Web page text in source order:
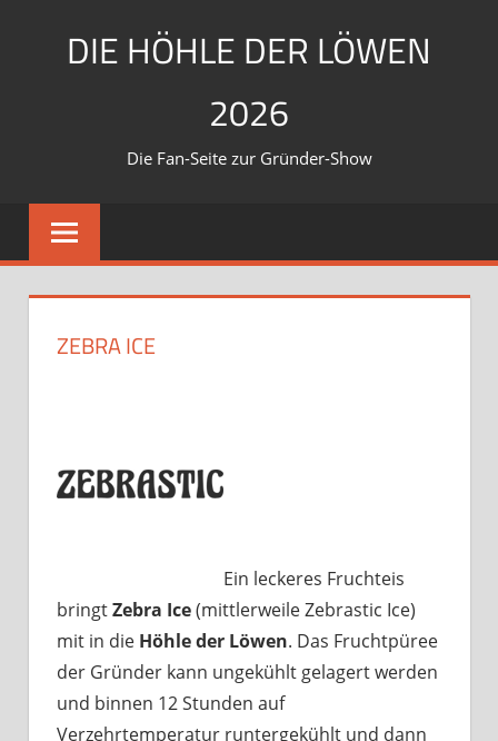
DIE HÖHLE DER LÖWEN
2026
Die Fan-Seite zur Gründer-Show
ZEBRA ICE
Ein leckeres Fruchteis
bringtZebra Ice(mittlerweile Zebrastic Ice)
mit in die Höhle der Löwen. Das Fruchtpüree
der Gründer kann ungekühlt gelagert werden
und binnen 12 Stunden auf
Verzehrtemperatur runtergekühlt und dann